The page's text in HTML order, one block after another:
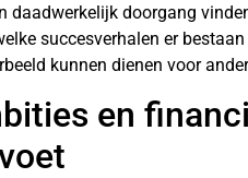
daadwerkelijk doorgang
succesverhalen er
kunnen dienen voor
en